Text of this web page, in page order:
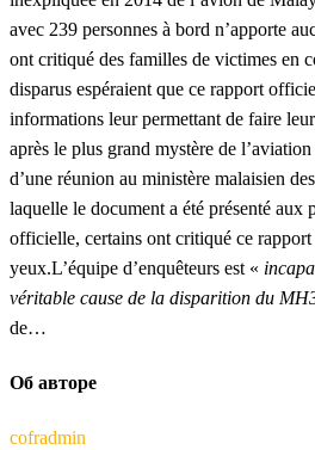
avec 239 personnes à bord n’apporte
ont critiqué des familles de victimes en
disparus espéraient que ce rapport
informations leur permettant de faire
après le plus grand mystère de
d’une réunion au ministère malaisien
laquelle le document a été présenté aux
officielle, certains ont critiqué ce rapport
yeux.L’équipe d’enquêteurs est «
véritable cause de la disparition du
de…
Об авторе
cofradmin